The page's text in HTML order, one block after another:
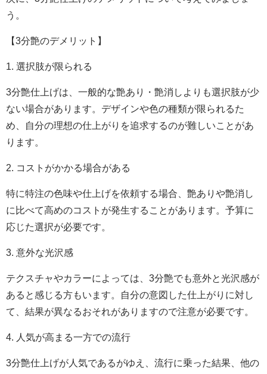
う。
【3分艶のデメリット】
1. 選択肢が限られる
3分艶仕上げは、一般的な艶あり・艶消しよりも選択肢が少
ない場合があります。デザインや色の種類が限られるた
め、自分の理想の仕上がりを追求するのが難しいことがあ
ります。
2. コストがかかる場合がある
特に特注の色味や仕上げを依頼する場合、艶ありや艶消し
に比べて高めのコストが発生することがあります。予算に
応じた選択が必要です。
3. 意外な光沢感
テクスチャやカラーによっては、3分艶でも意外と光沢感が
あると感じる方もいます。自分の意図した仕上がりに対し
て、結果が異なるおそれがありますので注意が必要です。
4. 人気が高まる一方での流行
3分艶仕上げが人気であるがゆえ、流行に乗った結果、他の